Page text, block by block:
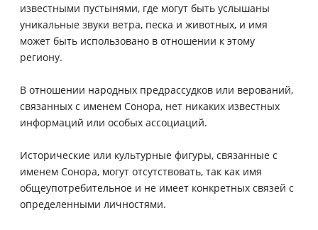
известными пустынями, где могут быть услышаны
уникальные звуки ветра, песка и животных, и имя
может быть использовано в отношении к этому
региону.
В отношении народных предрассудков или верований,
связанных с именем Сонора, нет никаких известных
информаций или особых ассоциаций.
Исторические или культурные фигуры, связанные с
именем Сонора, могут отсутствовать, так как имя
общеупотребительное и не имеет конкретных связей с
определенными личностями.